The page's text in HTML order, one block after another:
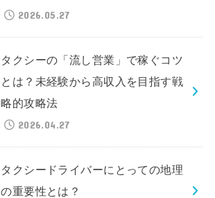
2026.05.27
タクシーの「流し営業」で稼ぐコツ
とは？未経験から高収入を目指す戦
略的攻略法
2026.04.27
タクシードライバーにとっての地理
の重要性とは？